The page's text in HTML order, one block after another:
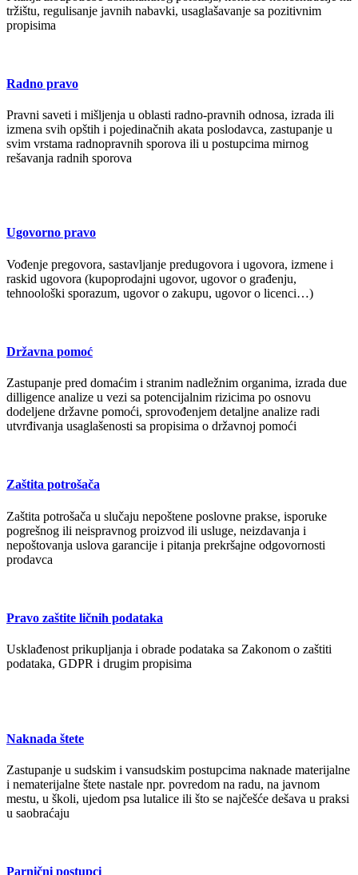
tržištu, regulisanje javnih nabavki, usaglašavanje sa pozitivnim
propisima
Radno pravo
Pravni saveti i mišljenja u oblasti radno-pravnih odnosa, izrada ili
izmena svih opštih i pojedinačnih akata poslodavca, zastupanje u
svim vrstama radnopravnih sporova ili u postupcima mirnog
rešavanja radnih sporova
Ugovorno pravo
Vođenje pregovora, sastavljanje predugovora i ugovora, izmene i
raskid ugovora (kupoprodajni ugovor, ugovor o građenju,
tehnoološki sporazum, ugovor o zakupu, ugovor o licenci…)
Državna pomoć
Zastupanje pred domaćim i stranim nadležnim organima, izrada due
dilligence analize u vezi sa potencijalnim rizicima po osnovu
dodeljene državne pomoći, sprovođenjem detaljne analize radi
utvrđivanja usaglašenosti sa propisima o državnoj pomoći
Zaštita potrošača
Zaštita potrošača u slučaju nepoštene poslovne prakse, isporuke
pogrešnog ili neispravnog proizvod ili usluge, neizdavanja i
nepoštovanja uslova garancije i pitanja prekršajne odgovornosti
prodavca
Pravo zaštite ličnih podataka
Usklađenost prikupljanja i obrade podataka sa Zakonom o zaštiti
podataka, GDPR i drugim propisima
Naknada štete
Zastupanje u sudskim i vansudskim postupcima naknade materijalne
i nematerijalne štete nastale npr. povredom na radu, na javnom
mestu, u školi, ujedom psa lutalice ili što se najčešće dešava u praksi
u saobraćaju
Parnični postupci